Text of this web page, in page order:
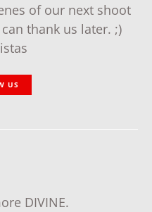
of our next shoot
thank us later. ;)
US
DIVINE.